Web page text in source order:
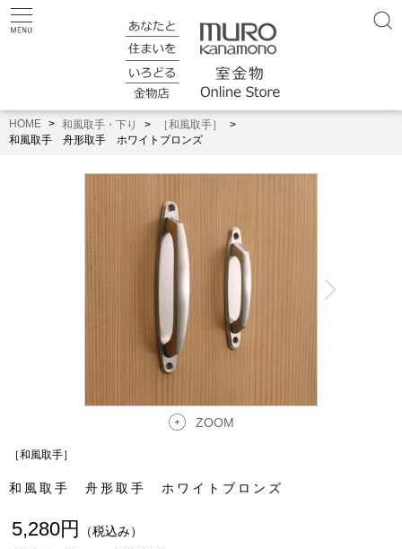
HOME 和風取手・下り
［和風取手］
和風取手 舟形取手 ホワイトブロンズ
ZOOM
［和風取手］
和風取手 舟形取手 ホワイトブロンズ
5,280円
（税込み）